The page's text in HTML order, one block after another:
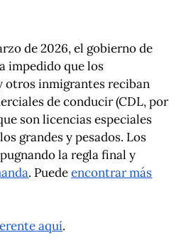
de 2026, el gobierno de
impedido que los
otros inmigrantes reciban
de conducir (CDL, por
son licencias especiales
grandes y pesados. Los
la regla final y
. Puedeencontrar más
aquí.